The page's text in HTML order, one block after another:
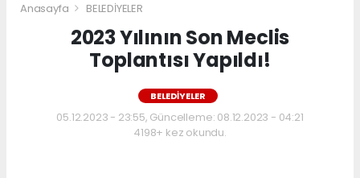
Anasayfa BELEDİYELER
2023 Yılının Son Meclis
Toplantısı Yapıldı!
BELEDİYELER
05.12.2023 - 23:55, Güncelleme: 08.12.2023 - 04:21
4198+ kez okundu.